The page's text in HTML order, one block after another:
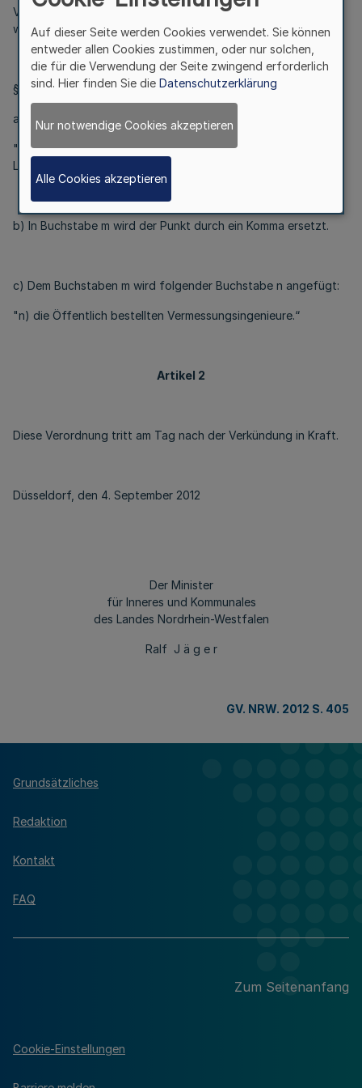
Verordnung vom 27. November 1986 (
GV. NRW. S. 743
wie folgt geändert:
§ 2 Absatz 1 wird wie folgt geändert:
a) Buchstabe b erhält folgende Fassung:
"b) der Präsident des Landtags und die Mitglieder des
Landtags in dieser Eigenschaft,“.
b) In Buchstabe m wird der Punkt durch ein Komma ersetzt.
c) Dem Buchstaben m wird folgender Buchstabe n angefügt:
"n) die Öffentlich bestellten Vermessungsingenieure.“
Artikel 2
Diese Verordnung tritt am Tag nach der Verkündung in Kraft.
Düsseldorf, den 4. September 2012
Der Minister
für Inneres und Kommunales
des Landes Nordrhein-Westfalen
Ralf J ä g e r
GV. NRW. 2012 S. 405
Grundsätzliches
Redaktion
Kontakt
FAQ
Zum Seitenanfang
Cookie-Einstellungen
Auf dieser Seite werden Cookies verwendet. Sie können
entweder allen Cookies zustimmen, oder nur solchen,
die für die Verwendung der Seite zwingend erforderlich
sind. Hier finden Sie die Datenschutzerklärung
Nur notwendige Cookies akzeptieren
Alle Cookies akzeptieren